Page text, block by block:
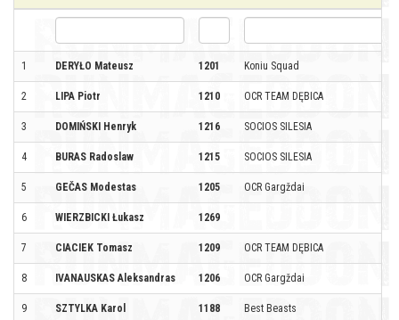
1 DERYŁO Mateusz 1201 Koniu Squad
2 LIPA Piotr 1210 OCR TEAM DĘBICA
3 DOMIŃSKI Henryk 1216 SOCIOS SILESIA
4 BURAS Radoslaw 1215 SOCIOS SILESIA
5 GEČAS Modestas 1205 OCR Gargždai
6 WIERZBICKI Łukasz 1269
7 CIACIEK Tomasz 1209 OCR TEAM DĘBICA
8 IVANAUSKAS Aleksandras 1206 OCR Gargždai
9 SZTYLKA Karol 1188 Best Beasts